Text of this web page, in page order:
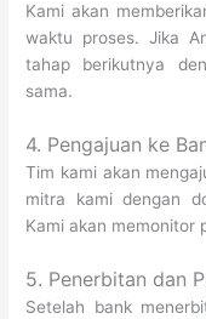
Kami akan
waktu proses. Jika
tahap berikutnya
sama.
4. Pengajuan ke
Tim kami akan
mitra kami dengan
Kami akan memonitor
5. Penerbitan dan
Setelah bank